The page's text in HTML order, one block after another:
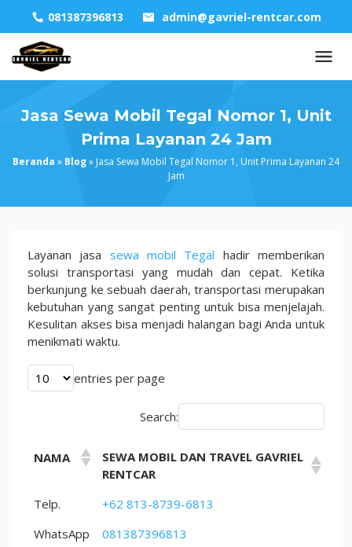
content
081387396813 admin@gavriel-rentcar.com
Jasa Sewa Mobil Tegal Nomor 1, Unit
Prima Layanan 24 Jam
Beranda » Blog» Jasa Sewa Mobil Tegal Nomor 1, Unit Prima Layanan 24
Jam
Jasa
Sewa
Mobil
Tegal
Nomor
1,
Prima
Layanan
Layanan jasa sewa mobil Tegal hadir memberikan
solusi transportasi yang mudah dan cepat. Ketika
berkunjung ke sebuah daerah, transportasi merupakan
kebutuhan yang sangat penting untuk bisa menjelajah.
Kesulitan akses bisa menjadi halangan bagi Anda untuk
menikmati waktu.
entries per page
Search:
NAMA
SEWA MOBIL DAN TRAVEL GAVRIEL
RENTCAR
Telp.
+62 813-8739-6813
WhatsApp
081387396813